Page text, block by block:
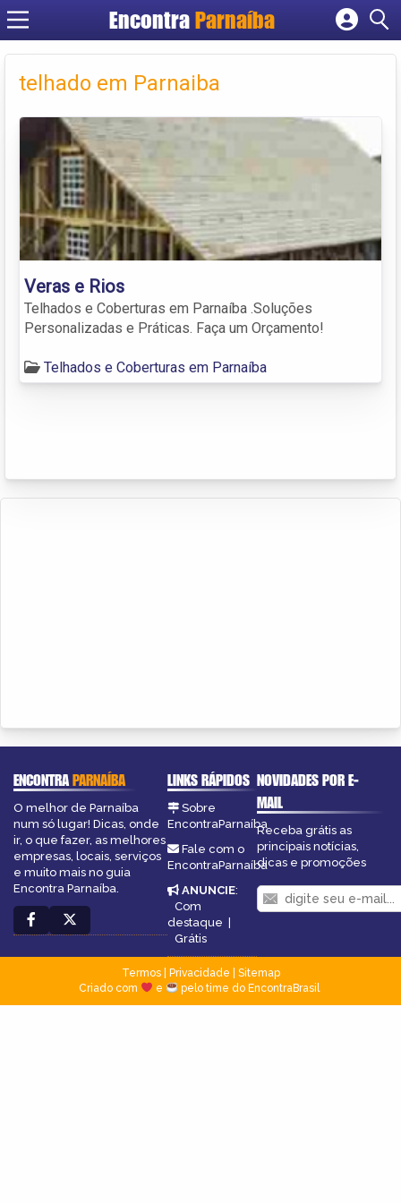
Encontra Parnaíba
Cadastrar empresa
Criar conta
telhado em Parnaiba
Veras e Rios
Telhados e Coberturas em Parnaíba .Soluções
Personalizadas e Práticas. Faça um Orçamento!
Telhados e Coberturas em Parnaíba
ENCONTRAPARNAÍBA
O melhor de Parnaíba
num só lugar! Dicas, onde
ir, o que fazer, as melhores
empresas, locais, serviços
e muito mais no guia
Encontra Parnaíba.
LINKS RÁPIDOS
Sobre
EncontraParnaíba
Fale com o
EncontraParnaíba
ANUNCIE:
Com
destaque |
Grátis
NOVIDADES POR E-
MAIL
Receba grátis as
principais notícias,
dicas e promoções
Termos| Privacidade
Sitemap
Criado com
e pelo time do EncontraBrasil